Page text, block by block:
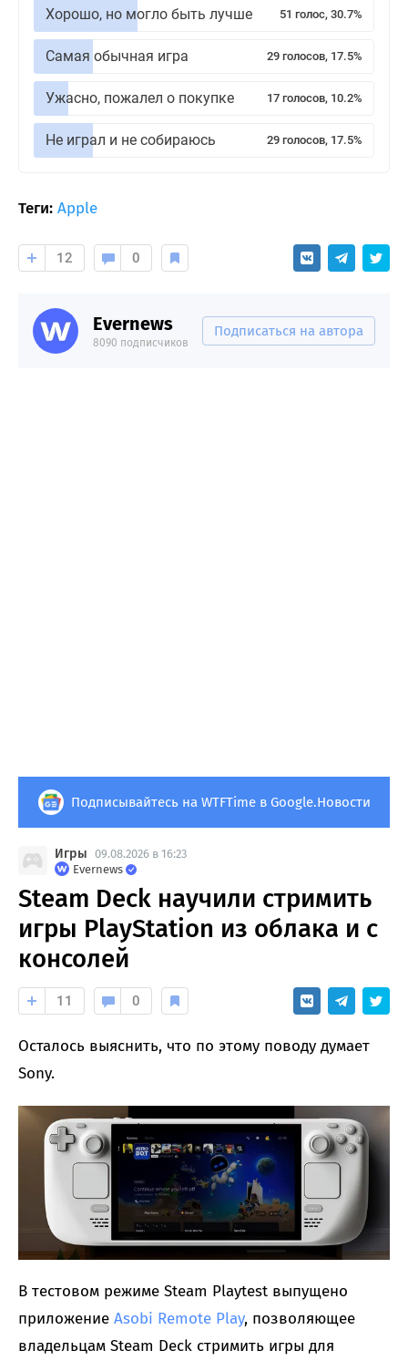
Хорошо, но могло быть лучше 51 голос, 30.7%
Самая обычная игра 29 голосов, 17.5%
Ужасно, пожалел о покупке 17 голосов, 10.2%
Не играл и не собираюсь 29 голосов, 17.5%
Теги: Apple
12 0
Evernews
8090 подписчиков
Подписаться на автора
Подписывайтесь на WTFTime в Google.Новости
Игры 09.08.2026 в 16:23
Evernews
Steam Deck научили стримить
игры PlayStation из облака и с
консолей
11 0
Осталось выяснить, что по этому поводу думает
Sony.
В тестовом режиме Steam Playtest выпущено
приложение Asobi Remote Play, позволяющее
владельцам Steam Deck стримить игры для